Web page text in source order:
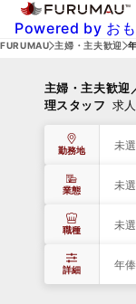
Powered by お
FURUMAU 主婦・主夫歓迎
主婦・主夫歓
理スタッフ 求
勤務地 未
業態 未
職種 未
詳細 年